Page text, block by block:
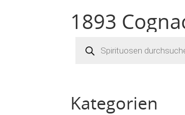
1893
search
Kategorien